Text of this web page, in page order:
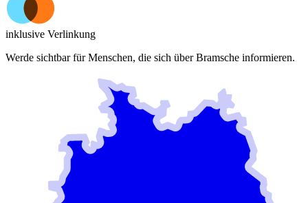
inklusive Verlinkung
Werde sichtbar für Menschen, die sich überBramsche informieren.